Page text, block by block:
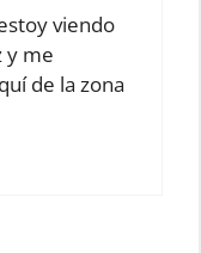
viendo
y me
de la zona